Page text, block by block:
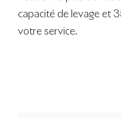
capacité de levage et
votre service.